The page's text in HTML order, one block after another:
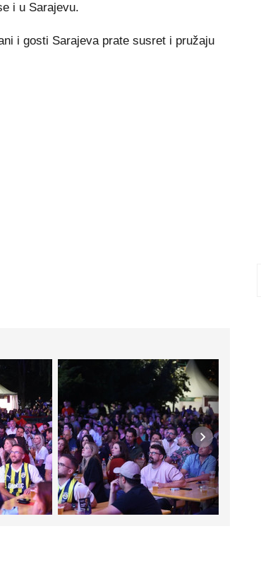
i u Sarajevu.
i gosti Sarajeva prate susret i pružaju